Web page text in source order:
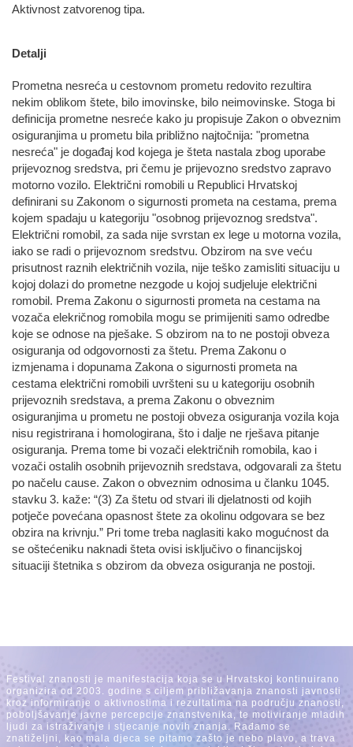
Aktivnost zatvorenog tipa.
Detalji
Prometna nesreća u cestovnom prometu redovito rezultira
nekim oblikom štete, bilo imovinske, bilo neimovinske. Stoga bi
definicija prometne nesreće kako ju propisuje Zakon o obveznim
osiguranjima u prometu bila približno najtočnija: "prometna
nesreća" je događaj kod kojega je šteta nastala zbog uporabe
prijevoznog sredstva, pri čemu je prijevozno sredstvo zapravo
motorno vozilo. Električni romobili u Republici Hrvatskoj
definirani su Zakonom o sigurnosti prometa na cestama, prema
kojem spadaju u kategoriju "osobnog prijevoznog sredstva".
Električni romobil, za sada nije svrstan ex lege u motorna vozila,
iako se radi o prijevoznom sredstvu. Obzirom na sve veću
prisutnost raznih električnih vozila, nije teško zamisliti situaciju u
kojoj dolazi do prometne nezgode u kojoj sudjeluje električni
romobil. Prema Zakonu o sigurnosti prometa na cestama na
vozača elekričnog romobila mogu se primijeniti samo odredbe
koje se odnose na pješake. S obzirom na to ne postoji obveza
osiguranja od odgovornosti za štetu. Prema Zakonu o
izmjenama i dopunama Zakona o sigurnosti prometa na
cestama električni romobili uvršteni su u kategoriju osobnih
prijevoznih sredstava, a prema Zakonu o obveznim
osiguranjima u prometu ne postoji obveza osiguranja vozila koja
nisu registrirana i homologirana, što i dalje ne rješava pitanje
osiguranja. Prema tome bi vozači električnih romobila, kao i
vozači ostalih osobnih prijevoznih sredstava, odgovarali za štetu
po načelu cause. Zakon o obveznim odnosima u članku 1045.
stavku 3. kaže: “(3) Za štetu od stvari ili djelatnosti od kojih
potječe povećana opasnost štete za okolinu odgovara se bez
obzira na krivnju.” Pri tome treba naglasiti kako mogućnost da
se oštećeniku naknadi šteta ovisi isključivo o financijskoj
situaciji štetnika s obzirom da obveza osiguranja ne postoji.
Festival znanosti je manifestacija koja se u Hrvatskoj kontinuirano
organizira od 2003. godine s ciljem približavanja znanosti javnosti
kroz informiranje o aktivnostima i rezultatima na području znanosti,
poboljšavanje javne percepcije znanstvenika, te motiviranje mladih
ljudi za istraživanje i stjecanje novih znanja. Rađamo se
znatiželjni, kao mala djeca se pitamo zašto je nebo plavo, a trava